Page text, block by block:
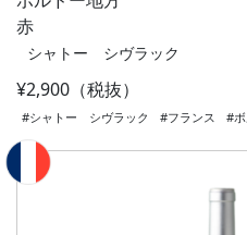
赤
シャトー シヴラック
¥2,900（税抜）
#シャトー シヴラック #フランス #